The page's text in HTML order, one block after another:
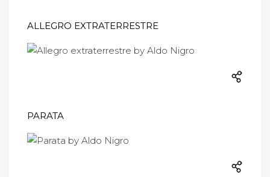
ALLEGRO EXTRATERRESTRE
PARATA